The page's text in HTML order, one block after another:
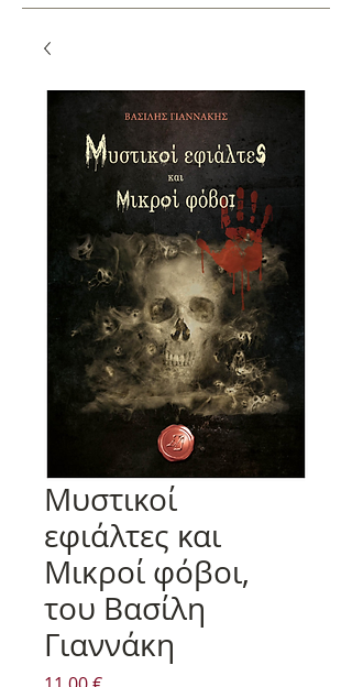
Μυστικοί
εφιάλτες και
Μικροί φόβοι,
του Βασίλη
Γιαννάκη